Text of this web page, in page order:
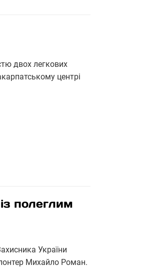
двох легкових
центрі
полеглим
України
Михайло Роман.